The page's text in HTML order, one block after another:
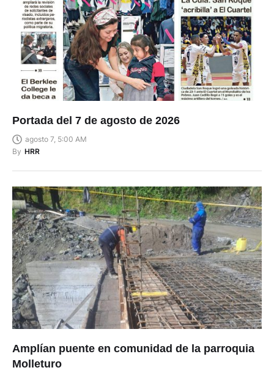
Portada del 7 de agosto de 2026
agosto 7, 5:00 AM
By HRR
Amplían puente en comunidad de la parroquia
Molleturo